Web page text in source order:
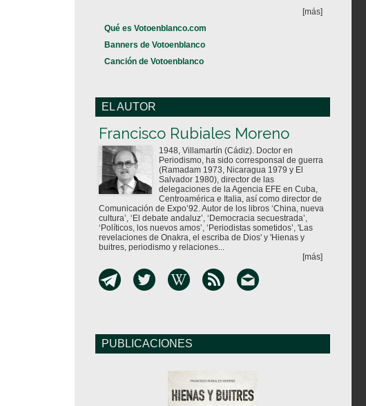
[más]
Qué es Votoenblanco.com
Banners de Votoenblanco
Canción de Votoenblanco
EL AUTOR
Francisco Rubiales Moreno
1948, Villamartín (Cádiz). Doctor en
Periodismo, ha sido corresponsal de guerra
(Ramadam 1973, Nicaragua 1979 y El
Salvador 1980), director de las
delegaciones de la Agencia EFE en Cuba,
Centroamérica e Italia, así como director de
Comunicación de Expo’92. Autor de los libros ‘China, nueva
cultura’, ‘El debate andaluz’, ‘Democracia secuestrada’,
‘Políticos, los nuevos amos’, ‘Periodistas sometidos’, 'Las
revelaciones de Onakra, el escriba de Dios' y 'Hienas y
buitres, periodismo y relaciones...
[más]
PUBLICACIONES